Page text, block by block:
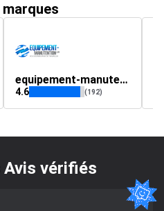
equipement-manutention.com
4.6 (192)
Avis vérifiés